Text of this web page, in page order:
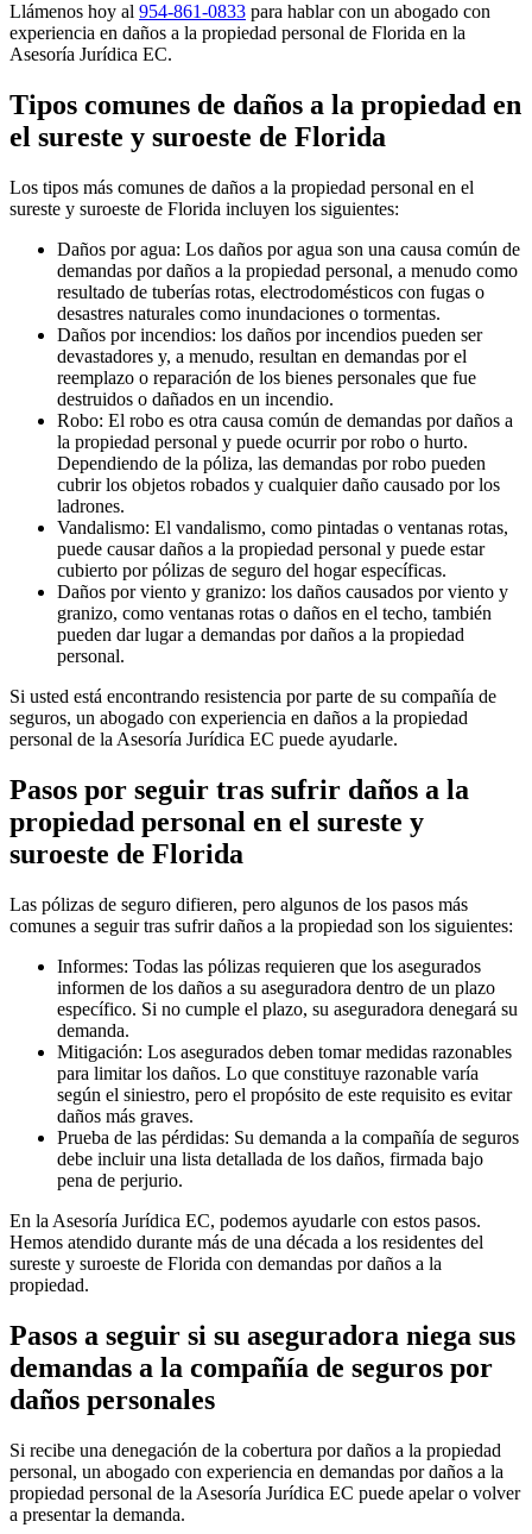
Llámenos hoy al 954-861-0833 para hablar con un abogado con
experiencia en daños a la propiedad personal de Florida en la
Asesoría Jurídica EC.
Tipos comunes de daños a la propiedad en
el sureste y suroeste de Florida
Los tipos más comunes de daños a la propiedad personal en el
sureste y suroeste de Florida incluyen los siguientes:
Daños por agua: Los daños por agua son una causa común de
demandas por daños a la propiedad personal, a menudo como
resultado de tuberías rotas, electrodomésticos con fugas o
desastres naturales como inundaciones o tormentas.
Daños por incendios: los daños por incendios pueden ser
devastadores y, a menudo, resultan en demandas por el
reemplazo o reparación de los bienes personales que fue
destruidos o dañados en un incendio.
Robo: El robo es otra causa común de demandas por daños a
la propiedad personal y puede ocurrir por robo o hurto.
Dependiendo de la póliza, las demandas por robo pueden
cubrir los objetos robados y cualquier daño causado por los
ladrones.
Vandalismo: El vandalismo, como pintadas o ventanas rotas,
puede causar daños a la propiedad personal y puede estar
cubierto por pólizas de seguro del hogar específicas.
Daños por viento y granizo: los daños causados por viento y
granizo, como ventanas rotas o daños en el techo, también
pueden dar lugar a demandas por daños a la propiedad
personal.
Si usted está encontrando resistencia por parte de su compañía de
seguros, un abogado con experiencia en daños a la propiedad
personal de la Asesoría Jurídica EC puede ayudarle.
Pasos por seguir tras sufrir daños a la
propiedad personal en el sureste y
suroeste de Florida
Las pólizas de seguro difieren, pero algunos de los pasos más
comunes a seguir tras sufrir daños a la propiedad son los siguientes:
Informes: Todas las pólizas requieren que los asegurados
informen de los daños a su aseguradora dentro de un plazo
específico. Si no cumple el plazo, su aseguradora denegará su
demanda.
Mitigación: Los asegurados deben tomar medidas razonables
para limitar los daños. Lo que constituye razonable varía
según el siniestro, pero el propósito de este requisito es evitar
daños más graves.
Prueba de las pérdidas: Su demanda a la compañía de seguros
debe incluir una lista detallada de los daños, firmada bajo
pena de perjurio.
En la Asesoría Jurídica EC, podemos ayudarle con estos pasos.
Hemos atendido durante más de una década a los residentes del
sureste y suroeste de Florida con demandas por daños a la
propiedad.
Pasos a seguir si su aseguradora niega sus
demandas a la compañía de seguros por
daños personales
Si recibe una denegación de la cobertura por daños a la propiedad
personal, un abogado con experiencia en demandas por daños a la
propiedad personal de la Asesoría Jurídica EC puede apelar o volver
a presentar la demanda.